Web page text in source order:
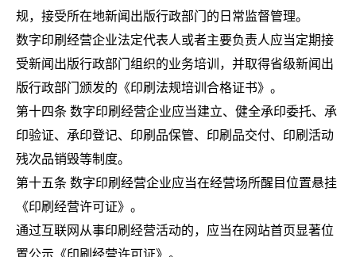
规，接受所在地新闻出版行政部门的日常监督管理。
数字印刷经营企业法定代表人或者主要负责人应当定期接
受新闻出版行政部门组织的业务培训，并取得省级新闻出
版行政部门颁发的《印刷法规培训合格证书》。
第十四条 数字印刷经营企业应当建立、健全承印委托、承
印验证、承印登记、印刷品保管、印刷品交付、印刷活动
残次品销毁等制度。
第十五条 数字印刷经营企业应当在经营场所醒目位置悬挂
《印刷经营许可证》。
通过互联网从事印刷经营活动的，应当在网站首页显著位
置公示《印刷经营许可证》。